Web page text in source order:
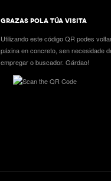
GRAZAS POLA TÚA VISITA
Utilizando este código QR podes
páxina en concreto, sen necesidade
empregar o buscador. Gárdao!